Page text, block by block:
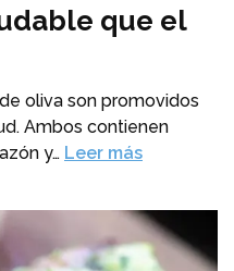
que el
oliva son promovidos
Ambos contienen
y… Leer más